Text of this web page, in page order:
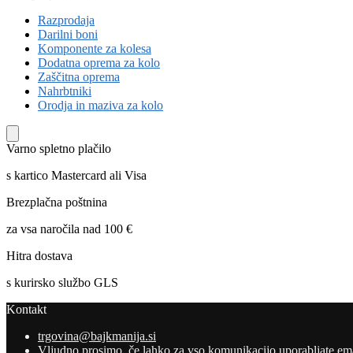
Razprodaja
Darilni boni
Komponente za kolesa
Dodatna oprema za kolo
Zaščitna oprema
Nahrbtniki
Orodja in maziva za kolo
Varno spletno plačilo
s kartico Mastercard ali Visa
Brezplačna poštnina
za vsa naročila nad 100 €
Hitra dostava
s kurirsko službo GLS
Kontakt
trgovina@bajkmanija.si